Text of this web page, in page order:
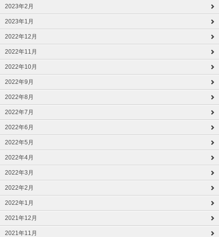
2023年2月
2023年1月
2022年12月
2022年11月
2022年10月
2022年9月
2022年8月
2022年7月
2022年6月
2022年5月
2022年4月
2022年3月
2022年2月
2022年1月
2021年12月
2021年11月